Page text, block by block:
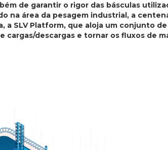
de garantir o rigor das básculas
na área da pesagem industrial, a
SLV Platform, que aloja um conjunto
cargas/descargas e tornar os fluxos de